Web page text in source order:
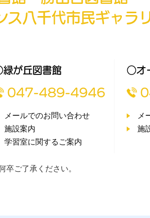
ス八千代市民ギャラ
が丘図書館
047-489-4946
メールでのお問い合わせ
施設案内
学習室に関するご案内
○オ
メ
施
卒ご了承ください。